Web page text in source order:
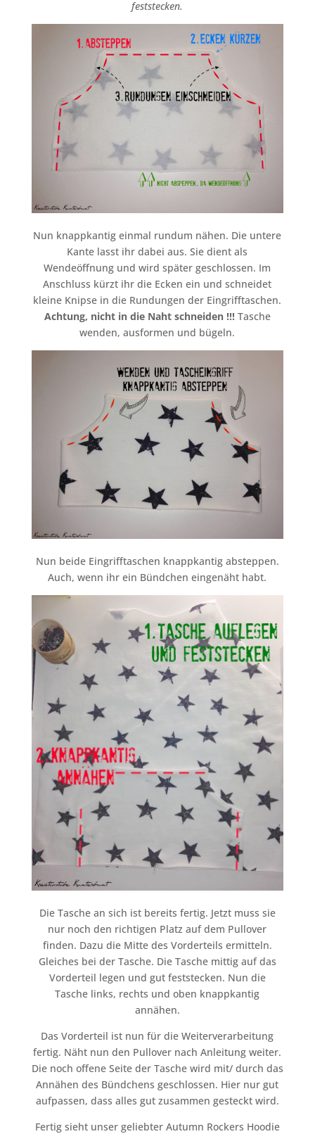
feststecken.
Nun knappkantig einmal rundum nähen. Die untere
Kante lasst ihr dabei aus. Sie dient als
Wendeöffnung und wird später geschlossen. Im
Anschluss kürzt ihr die Ecken ein und schneidet
kleine Knipse in die Rundungen der Eingrifftaschen.
Achtung, nicht in die Naht schneiden !!! Tasche
wenden, ausformen und bügeln.
Nun beide Eingrifftaschen knappkantig absteppen.
Auch, wenn ihr ein Bündchen eingenäht habt.
Die Tasche an sich ist bereits fertig. Jetzt muss sie
nur noch den richtigen Platz auf dem Pullover
finden. Dazu die Mitte des Vorderteils ermitteln.
Gleiches bei der Tasche. Die Tasche mittig auf das
Vorderteil legen und gut feststecken. Nun die
Tasche links, rechts und oben knappkantig
annähen.
Das Vorderteil ist nun für die Weiterverarbeitung
fertig. Näht nun den Pullover nach Anleitung weiter.
Die noch offene Seite der Tasche wird mit/ durch das
Annähen des Bündchens geschlossen. Hier nur gut
aufpassen, dass alles gut zusammen gesteckt wird.
Fertig sieht unser geliebter Autumn Rockers Hoodie